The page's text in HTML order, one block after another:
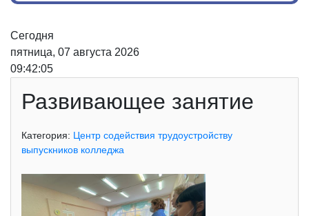
Сегодня
пятница, 07 августа 2026
09:42:05
Развивающее занятие
Категория: Центр содействия трудоустройству
выпускников колледжа